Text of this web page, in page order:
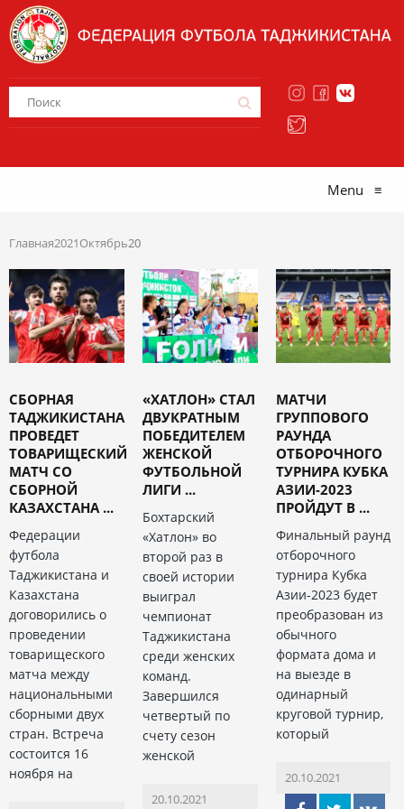
Menu ≡
Главная2021Октябрь20
СБОРНАЯ
ТАДЖИКИСТАНА
ПРОВЕДЕТ
ТОВАРИЩЕСКИЙ
МАТЧ СО
СБОРНОЙ
КАЗАХСТАНА ...
Федерации
футбола
Таджикистана и
Казахстана
договорились о
проведении
товарищеского
матча между
национальными
сборными двух
стран. Встреча
состоится 16
ноября на
«ХАТЛОН» СТАЛ
ДВУКРАТНЫМ
ПОБЕДИТЕЛЕМ
ЖЕНСКОЙ
ФУТБОЛЬНОЙ
ЛИГИ ...
Бохтарский
«Хатлон» во
второй раз в
своей истории
выиграл
чемпионат
Таджикистана
среди женских
команд.
Завершился
четвертый по
счету сезон
женской
20.10.2021
МАТЧИ
ГРУППОВОГО
РАУНДА
ОТБОРОЧНОГО
ТУРНИРА КУБКА
АЗИИ-2023
ПРОЙДУТ В ...
Финальный раунд
отборочного
турнира Кубка
Азии-2023 будет
преобразован из
обычного
формата дома и
на выезде в
одинарный
круговой турнир,
который
20.10.2021